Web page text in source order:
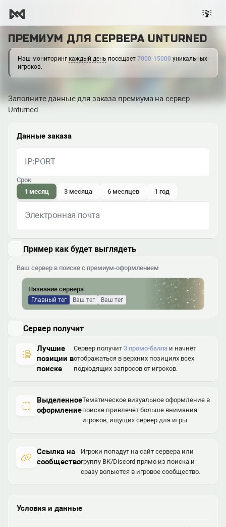
ПРЕМИУМ ДЛЯ СЕРВЕРА UNTURNED
Наш мониторинг каждый день посещает 7000-15000 уникальных
игроков.
Заполните данные для заказа премиума на сервер
Unturned
Данные заказа
IP:PORT
Срок
1 месяц
3 месяца 6 месяцев 1 год
Электронная почта
Пример как будет выглядеть
Ваш сервер в поиске с премиум-оформлением
Название сервера
Главный тег Ваш тег Ваш тег
Сервер получит
Лучшие
позиции в
поиске
Сервер получит3 промо-балла и начнёт
отображаться в верхних позициях всех
подходящих запросов от игроков.
Выделенное
оформление
Тематическое визуальное оформление в
поиске привлечёт больше внимания
игроков, ищущих сервер для игры.
Ссылка на
сообщество
Игроки попадут на сайт сервера или
группу ВК/Discord прямо из поиска и
сразу вольются в игровое сообщество.
Условия и данные